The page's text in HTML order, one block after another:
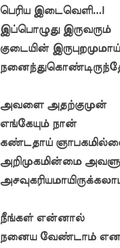
பெரிய இடைவெளி...!
இப்பொழுது இருவரும்
குடையின் இருபுறமுமாய்
அவளை அதற்குமுன்
எங்கேயும் நான்
கண்டதாய்
அறிமுகமின்மை
நீங்கள் என்னால்
நனைய வேண்டாம் என